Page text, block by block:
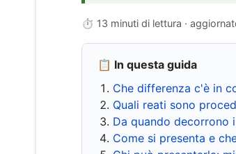
⏱ 13 minuti di lettura ·
📋 In questa guida
Che differenza c'è in
Quali reati sono
Da quando decorrono
Come si presenta e